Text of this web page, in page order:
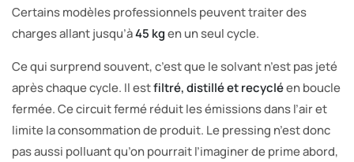
Certains modèles professionnels peuvent traiter des
charges allant jusqu’à45 kgen un seul cycle.
Ce qui surprend souvent, c’est que le solvant n’est pas jeté
après chaque cycle. Il estfiltré, distillé et recycléen boucle
fermée. Ce circuit fermé réduit les émissions dans l’air et
limite la consommation de produit. Le pressing n’est donc
pas aussi polluant qu’on pourrait l’imaginer de prime abord,